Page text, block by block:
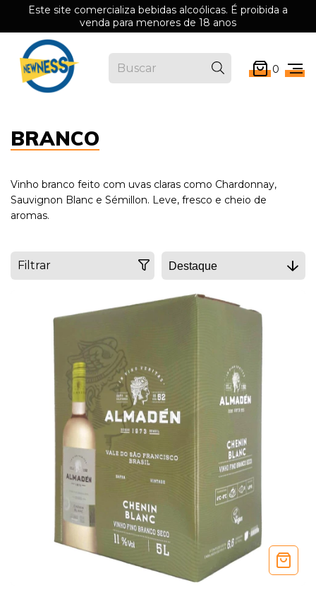
Este site comercializa bebidas alcoólicas. É proibida a
venda para menores de 18 anos
0
BRANCO
Vinho branco feito com uvas claras como Chardonnay,
Sauvignon Blanc e Sémillon. Leve, fresco e cheio de
aromas.
Filtrar